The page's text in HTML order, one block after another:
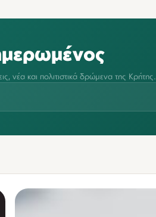
νέα και πολιτιστικά δρώμενα της Κρήτης.